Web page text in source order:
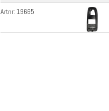
Artnr:19665